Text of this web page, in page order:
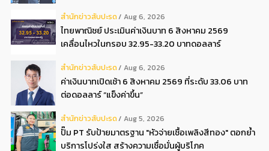
สํานักข่าวสับปะรด Aug 6, 2026
ไทยพาณิชย์ ประเมินค่าเงินบาท 6 สิงหาคม 2569
เคลื่อนไหวในกรอบ 32.95-33.20 บาทดอลลาร์
สํานักข่าวสับปะรด Aug 6, 2026
ค่าเงินบาทเปิดเช้า 6 สิงหาคม 2569 ที่ระดับ 33.06 บาท
ต่อดอลลาร์ “แข็งค่าขึ้น”
สํานักข่าวสับปะรด Aug 5, 2026
ปั๊ม PT รับป้ายมาตรฐาน "หัวจ่ายเชื้อเพลิงสีทอง" ตอกย้ำ
บริการโปร่งใส สร้างความเชื่อมั่นผู้บริโภค